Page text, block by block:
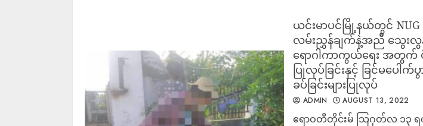
ယင်းမာပင်မြို့နယ်တွင် NUG
လမ်းညွှန်ချက်နဲ့အညီ သွေး
ရောဂါကာကွယ်​ရေး အတွက် ဖုံ
ပြုလုပ်ခြင်းနှင့် ခြင်မ​ပေါက်ပွ
ခပ်ခြင်းများပြုလုပ်
ADMIN AUGUST 13, 2022
ဧရာဝတီတိုင်းမ် သြဂုတ်လ ၁၃ ရ